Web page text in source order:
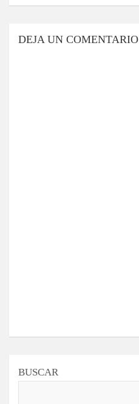
DEJA UN COMENTARIO
BUSCAR